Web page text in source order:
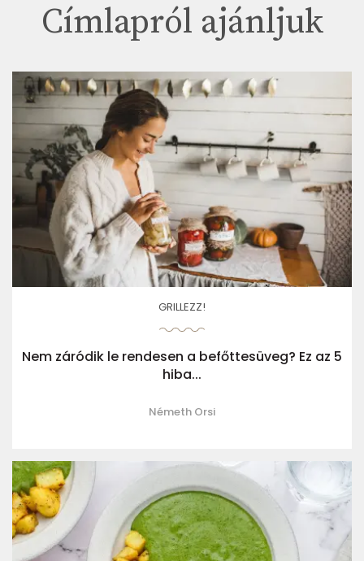
Címlapról ajánljuk
GRILLEZZ!
Nem záródik le rendesen a befőttesüveg? Ez az 5
hiba...
Németh Orsi